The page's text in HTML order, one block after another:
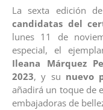
La sexta edición de
candidatas del
lunes 11 de
especial, el
Ileana Márquez
2023, y su nuevo
añadirá un toque de
embajadoras de